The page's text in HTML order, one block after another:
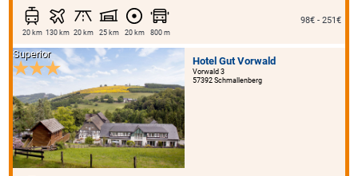
20 km 130 km 20 km 25 km 20 km 800 m
98€ - 251€
Hotel Gut Vorwald
Vorwald 3
57392 Schmallenberg
Superior